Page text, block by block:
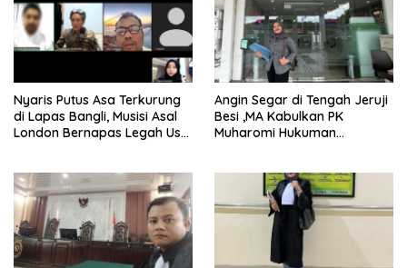
Nyaris Putus Asa Terkurung
di Lapas Bangli, Musisi Asal
London Bernapas Legah Usai
Angin Segar di Tengah Jeruji
Besi ,MA Kabulkan PK
Muharomi Hukuman